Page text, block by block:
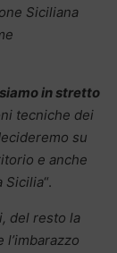
Siciliana
in stretto
tecniche dei
su
e anche
Sicilia“.
del resto la